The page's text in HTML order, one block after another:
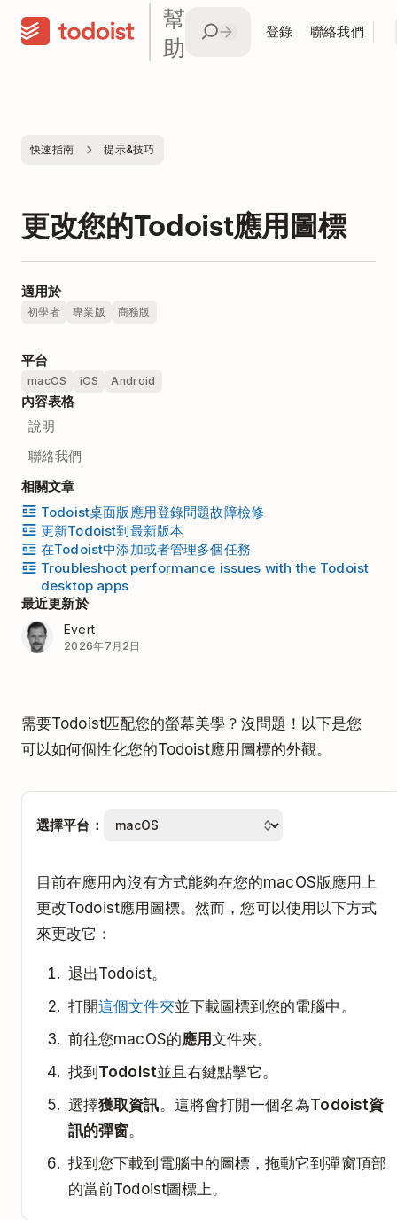
幫
助
登錄 聯絡我們
快速指南 提示&技巧
更改您的Todoist應用圖標
適用於
初學者 專業版 商務版
平台
macOS iOS Android
內容表格
說明
聯絡我們
相關文章
Todoist桌面版應用登錄問題故障檢修
更新Todoist到最新版本
在Todoist中添加或者管理多個任務
Troubleshoot performance issues with the Todoist
desktop apps
最近更新於
Evert
2026年7月2日
需要Todoist匹配您的螢幕美學？沒問題！以下是您
可以如何個性化您的Todoist應用圖標的外觀。
選擇平台：
目前在應用內沒有方式能夠在您的macOS版應用上
更改Todoist應用圖標。然而，您可以使用以下方式
來更改它：
退出Todoist。
打開這個文件夾並下載圖標到您的電腦中。
前往您macOS的應用文件夾。
找到Todoist並且右鍵點擊它。
選擇獲取資訊。這將會打開一個名為Todoist資
訊的彈窗。
找到您下載到電腦中的圖標，拖動它到彈窗頂部
的當前Todoist圖標上。